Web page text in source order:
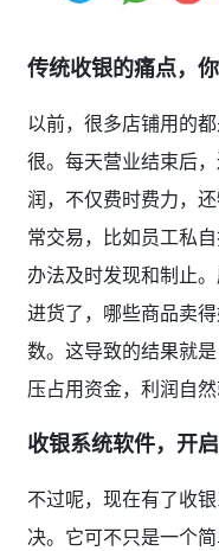
传统收银的痛点，
以前，很多店铺用的
很。每天营业结束后
润，不仅费时费力，
常交易，比如员工私
办法及时发现和制止
进货了，哪些商品卖
数。这导致的结果就
压占用资金，利润自然
收银系统软件，开
不过呢，现在有了收
决。它可不只是一个